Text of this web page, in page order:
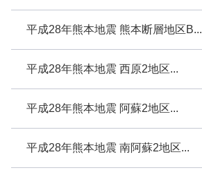
平成28年熊本地震 熊本断層地区B...
平成28年熊本地震 西原2地区...
平成28年熊本地震 阿蘇2地区...
平成28年熊本地震 南阿蘇2地区...